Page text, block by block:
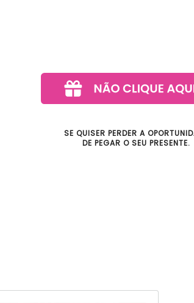
SE QUISER PERDER A
DE PEGAR O SEU PRESENTE.